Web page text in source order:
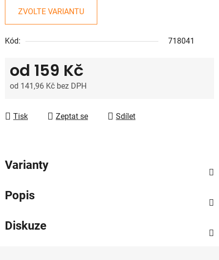
ZVOLTE VARIANTU
Kód: 718041
od 159 Kč
od 141,96 Kč bez DPH
Tisk
Zeptat se Sdílet
Varianty
Popis
Diskuze